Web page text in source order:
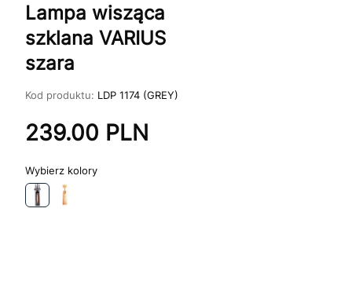
Lampa wisząca
szklana VARIUS
szara
Kod produktu: LDP 1174 (GREY)
239.00 PLN
kolory